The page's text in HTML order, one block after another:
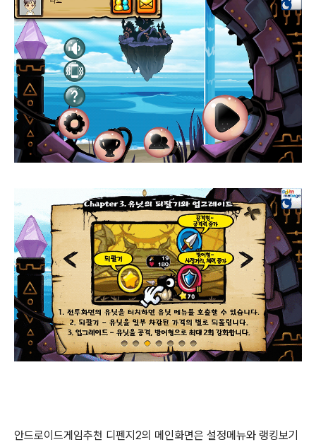
안드로이드게임추천 디펜지2의 메인화면은 설정메뉴와 랭킹보기